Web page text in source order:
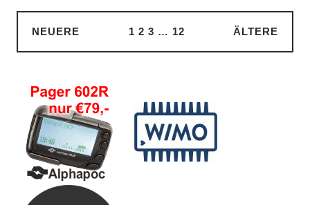
NEUERE 1 2 3 … 12 ÄLTERE